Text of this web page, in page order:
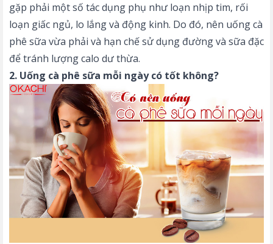
gặp phải một số tác dụng phụ như loạn nhịp tim, rối
loạn giấc ngủ, lo lắng và động kinh. Do đó, nên uống cà
phê sữa vừa phải và hạn chế sử dụng đường và sữa đặc
để tránh lượng calo dư thừa.
2. Uống cà phê sữa mỗi ngày có tốt không?